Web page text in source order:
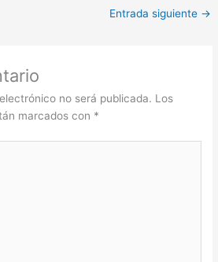
Entrada siguiente →
no será publicada. Los
marcados con *